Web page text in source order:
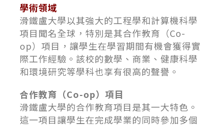
學術領域
滑鐵盧大學以其強大的工程學和計算機科學
項目聞名全球，特別是其合作教育（Co-
op）項目，讓學生在學習期間有機會獲得實
際工作經驗。該校的數學、商業、健康科學
和環境研究等學科也享有很高的聲譽。
合作教育（Co-op）項目
滑鐵盧大學的合作教育項目是其一大特色。
這一項目讓學生在完成學業的同時參加多個